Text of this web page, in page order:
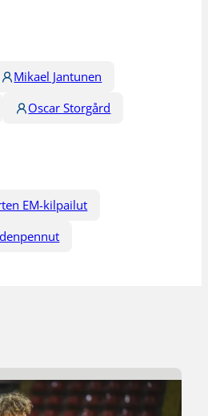
Mikael Jantunen
Oscar Storgård
EM-kilpailut